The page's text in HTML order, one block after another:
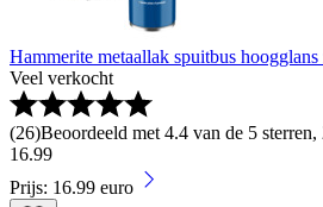
Hammerite metaallak spuitbus
Veel verkocht
(26)Beoordeeld met 4.4 van de 5
16.99
Prijs: 16.99 euro